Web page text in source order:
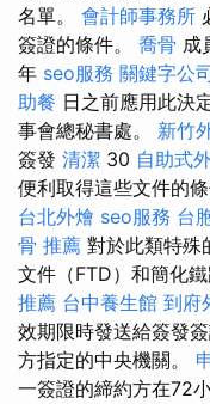
名單。 會計師事務所
簽證的條件。 喬骨 成
年 seo服務 關鍵字公
助餐 日之前應用此決
事會總秘書處。 新竹
簽發 清潔 30 自助式
便利取得這些文件的
台北外燴 seo服務 台
骨 推薦 對於此類特殊
文件（FTD）和簡化
推薦 台中養生館 到府
效期限時發送給簽發
方指定的中央機關。
一簽證的締約方在72